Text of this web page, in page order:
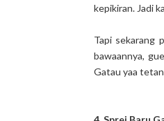
kepikiran. Jadi
Tapi sekarang
bawaannya,
Gatau yaa